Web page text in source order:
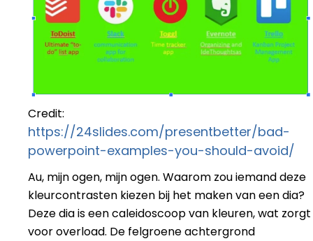
Credit:
https://24slides.com/presentbetter/bad-
powerpoint-examples-you-should-avoid/
Au, mijn ogen, mijn ogen. Waarom zou iemand deze
kleurcontrasten kiezen bij het maken van een dia?
Deze dia is een caleidoscoop van kleuren, wat zorgt
voor overload. De felgroene achtergrond